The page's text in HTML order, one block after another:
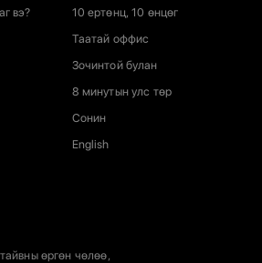
вэ?
10 ертөнц, 10 өнцөг
Таатай оффис
Зочинтой булан
8 минутын улс төр
Сонин
English
өргөн чөлөө,